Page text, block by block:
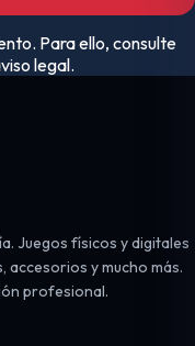
Para ello, consulte
legal.
Juegos físicos y digitales
accesorios y mucho más.
profesional.